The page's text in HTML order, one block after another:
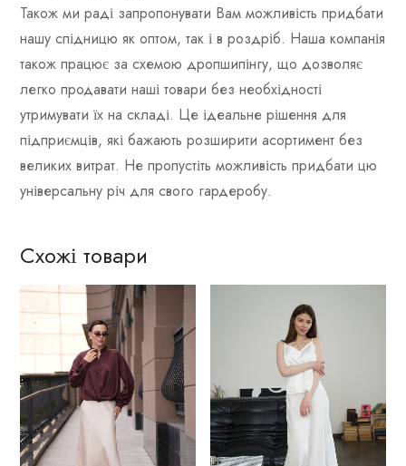
Також ми раді запропонувати Вам можливість придбати
нашу спідницю як оптом, так і в роздріб. Наша компанія
також працює за схемою дропшипінгу, що дозволяє
легко продавати наші товари без необхідності
утримувати їх на складі. Це ідеальне рішення для
підприємців, які бажають розширити асортимент без
великих витрат. Не пропустіть можливість придбати цю
універсальну річ для свого гардеробу.
Схожі товари